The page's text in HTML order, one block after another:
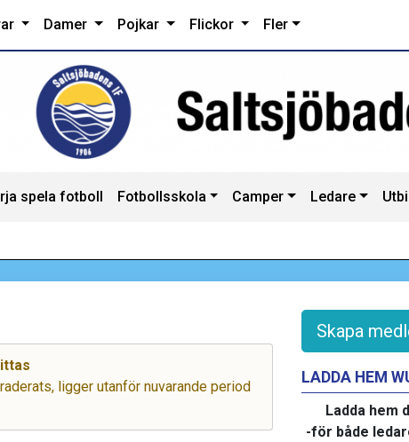
Damer Pojkar Flickor Fler
spela fotboll Fotbollsskola Camper Ledare
Skapa
LADDA HEM
Ladda hem
-för både
ligger utanför nuvarande period